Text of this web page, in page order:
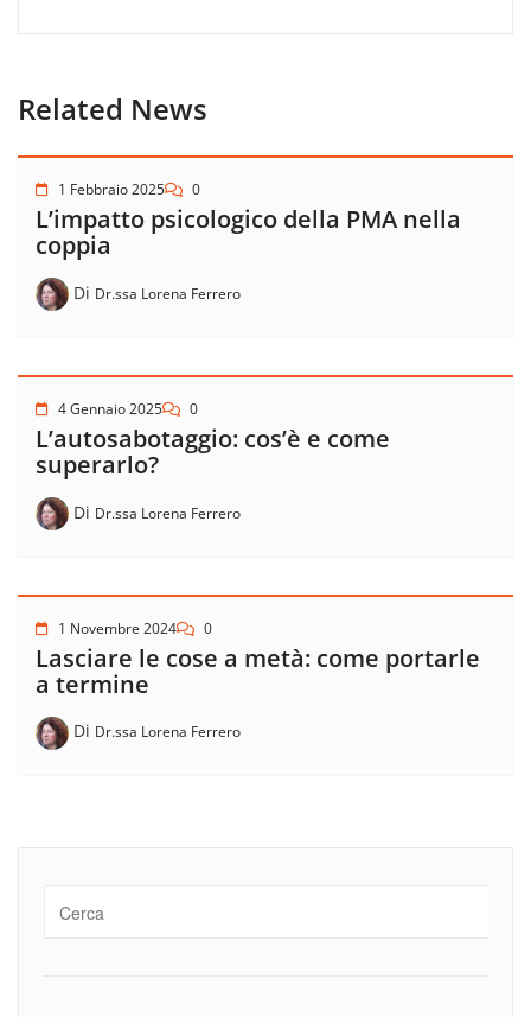
Related News
1 Febbraio 2025 0
L’impatto psicologico della PMA nella
coppia
Di Dr.ssa Lorena Ferrero
4 Gennaio 2025 0
L’autosabotaggio: cos’è e come
superarlo?
Di Dr.ssa Lorena Ferrero
1 Novembre 2024 0
Lasciare le cose a metà: come portarle
a termine
Di Dr.ssa Lorena Ferrero